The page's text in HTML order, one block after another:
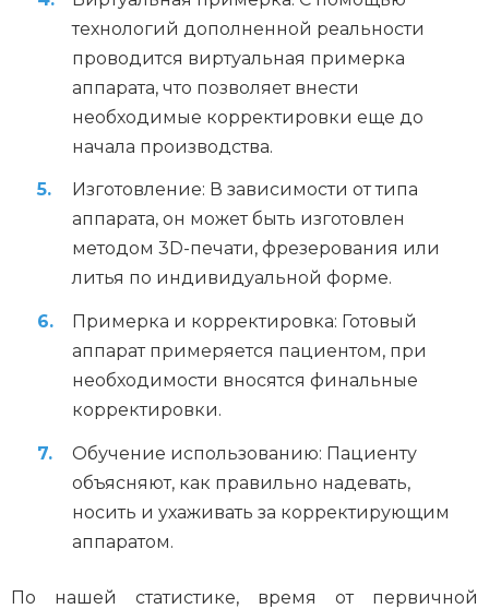
технологий дополненной реальности
проводится виртуальная примерка
аппарата, что позволяет внести
необходимые корректировки еще до
начала производства.
Изготовление: В зависимости от типа
аппарата, он может быть изготовлен
методом 3D-печати, фрезерования или
литья по индивидуальной форме.
Примерка и корректировка: Готовый
аппарат примеряется пациентом, при
необходимости вносятся финальные
корректировки.
Обучение использованию: Пациенту
объясняют, как правильно надевать,
носить и ухаживать за корректирующим
аппаратом.
По нашей статистике, время от первичной